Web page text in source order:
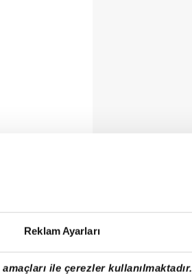
Reklam Ayarları
ile çerezler kullanılmaktadır.